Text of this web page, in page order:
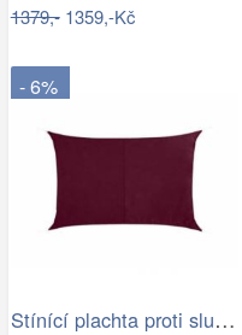
1379,-1359,-Kč
- 6%
Stínící plachta proti slunci 3x4m bordó